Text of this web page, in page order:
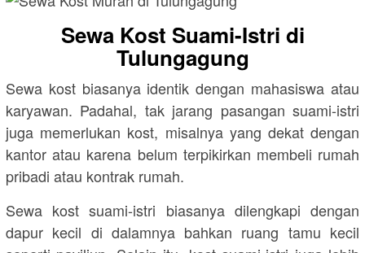
Sewa Kost Suami-Istri di
Tulungagung
Sewa kost biasanya identik dengan mahasiswa atau
karyawan. Padahal, tak jarang pasangan suami-istri
juga memerlukan kost, misalnya yang dekat dengan
kantor atau karena belum terpikirkan membeli rumah
pribadi atau kontrak rumah.
Sewa kost suami-istri biasanya dilengkapi dengan
dapur kecil di dalamnya bahkan ruang tamu kecil